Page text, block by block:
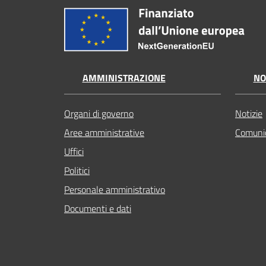
AMMINISTRAZIONE
Organi di governo
Aree amministrative
Uffici
Politici
Personale amministrativo
Documenti e dati
Notizie